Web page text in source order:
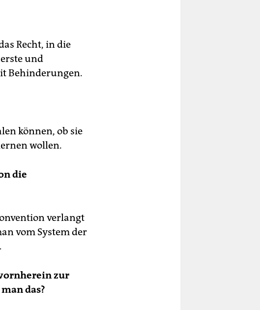
der UN
Oldenburg.
Recht, in die
und
Behinderungen.
können, ob sie
wollen.
die
verlangt
vom System der
zur
das?